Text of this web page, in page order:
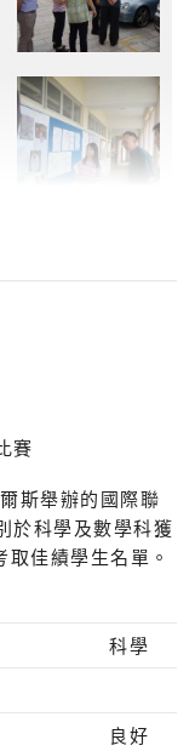
賽
斯舉辦的國際聯
於科學及數學科獲
佳績學生名單。
科學
良好